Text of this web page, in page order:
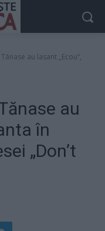
au lasant „Ecou“,
au
în
„Don’t